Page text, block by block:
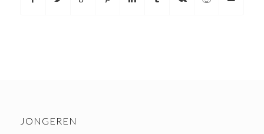
JONGEREN